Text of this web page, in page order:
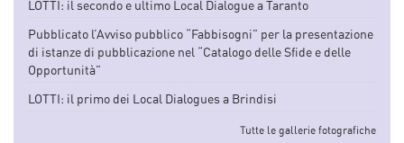
LOTTI: il secondo e ultimo Local Dialogue a Taranto
Pubblicato l’Avviso pubblico “Fabbisogni” per la presentazione
di istanze di pubblicazione nel “Catalogo delle Sfide e delle
Opportunità”
LOTTI: il primo dei Local Dialogues a Brindisi
Tutte le gallerie fotografiche